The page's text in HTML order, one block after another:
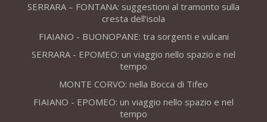
SERRARA – FONTANA: suggestioni al tramonto sulla
cresta dell’isola
FIAIANO - BUONOPANE: tra sorgenti e vulcani
SERRARA - EPOMEO: un viaggio nello spazio e nel
tempo
MONTE CORVO: nella Bocca di Tifeo
FIAIANO - EPOMEO: un viaggio nello spazio e nel
tempo